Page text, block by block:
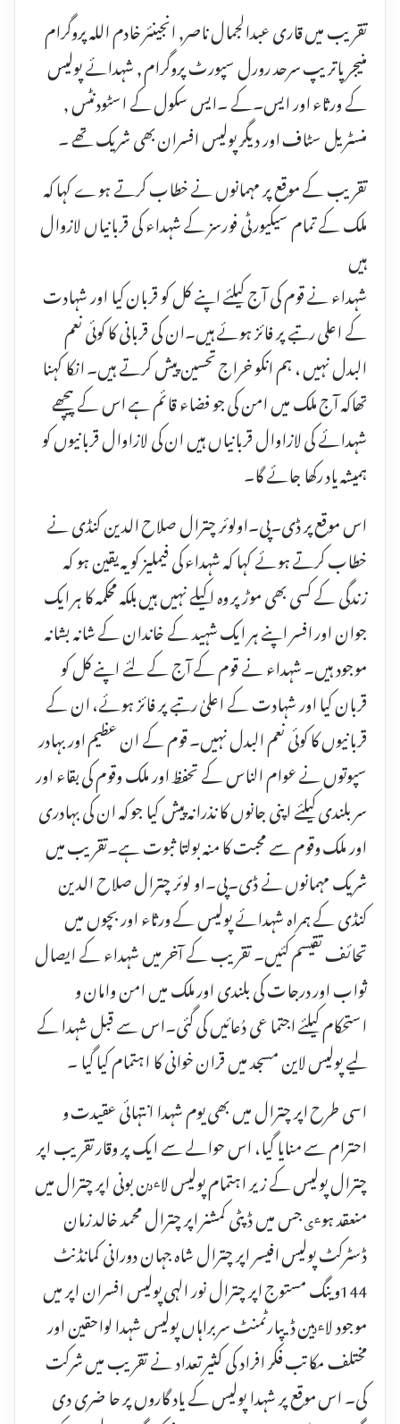
تقریب میں قاری عبدالجمال ناصر, انجینئر خادم اللہ پروگرام
منیجر پاتریپ سرحد رورل سپورٹ پروگرام , شہدائے پولیس
کے ورثاء اور ایس۔کے ۔ایس سکول کے اسٹودنٹس ,
منسٹریل سٹاف اور دیگر پولیس افسران بھی شریک تھے ۔
تقریب کے موقع پر مہمانوں نے خطاب کرتے ہوے کہا کہ
ملک کے تمام سیکیورٹی فورسز کے شہداء کی قربانیاں لازوال
ہیں
شہداء نے قوم کی آج کیلئے اپنے کل کو قربان کیا اور شہادت
کے اعلی رتبے پر فائز ہوئے ہیں۔ان کی قربانی کا کوئی نعم
البدل نہیں ، ہم انکو خراج تحسین پیش کرتے ہیں۔ انکا کہنا
تھاکہ آج ملک میں امن کی جو فضاء قائم ہے اس کے پیچھے
شہدائے کی لازاوال قربانیاں ہیں ان کی لازاوال قربانیوں کو
ہمیشہ یاد رکھا جائے گا۔
اس موقع پر ڈی۔پی۔اولوئر چترال صلاح الدین کنڈی نے
خطاب کرتے ہوئے کہا کہ شہداء کی فیملیز کو یہ یقین ہو کہ
زندگی کے کسی بھی موڑ پر وہ اکیلے نہیں ہیں بلکہ محکمہ کا ہر ایک
جوان اور افسر اپنے ہر ایک شہید کے خاندان کے شانہ بشانہ
موجود ہیں۔ شہداء نے قوم کے آج کے لئے اپنے کل کو
قربان کیا اور شہادت کے اعلیٰ رتبے پر فائز ہوئے، ان کے
قربانیوں کا کوئی نعم البدل نہیں۔ قوم کے ان عظیم اور بہادر
سپوتوں نے عوام الناس کے تحفظ اور ملک وقوم کی بقاء اور
سر بلندی کیلئے اپنی جانوں کا نذرانہ پیش کیا جو کہ ان کی بہادری
اور ملک وقوم سے محبت کا منہ بولتا ثبوت ہے۔تقریب میں
شریک مہمانوں نے ڈی۔پی۔او لوئر چترال صلاح الدین
کنڈی کے ہمراہ شہدائے پولیس کے ورثاء اور بچوں میں
تحائف تقیسم کئیں۔ تقریب کے آخر میں شہداء کے ایصال
ثواب اور درجات کی بلندی اور ملک میں امن وامان و
استحکام کیلئے اجتما عی دُعائیں کی گئی۔اس سے قبل شہدا کے
لیے پولیس لاین مسجد میں قران خوانی کا اہتمام کیا گیا ۔
اسی طرح اپر چترال میں بھی یوم شہدا انتہائی عقیدت و
احترام سے منایا گیا، اس حوالے سے ایک پر وقار تقریب اپر
چترال پولیس کے زیر اہتمام پولیس لاٸن بونی اپر چترال میں
منعقد ہوٸ جس میں ڈپٹی کمشنر اپر چترال محمد خالد زمان
ڈسٹرکٹ پولیس افیسر اپر چترال شاہ جہان دورانی کمانڈنٹ
144وینگ مستوج اپر چترال نور الہی پولیس افسران اپر میں
موجود لاٸین ڈیپارٹمنٹ سربراہاں پولیس شہدا لواحقین اور
مختلف مکاتب فکر افراد کی کثیر تعداد نے تقریب میں شرکت
کی۔ اس موقع پر شہدا پولیس کے یاد گاروں پر حا ضری دی